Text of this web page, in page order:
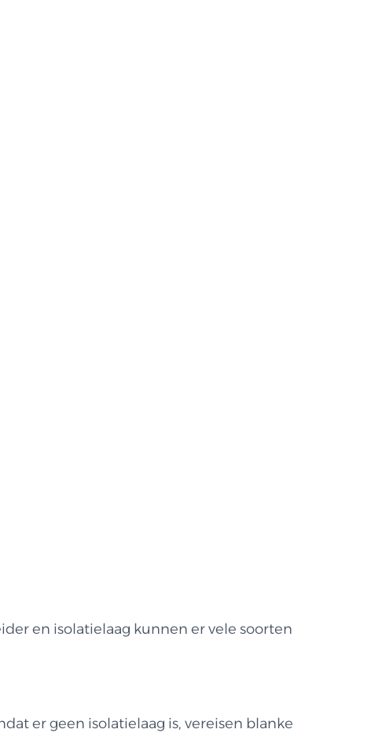
en isolatielaag kunnen er vele soorten
er geen isolatielaag is, vereisen blanke